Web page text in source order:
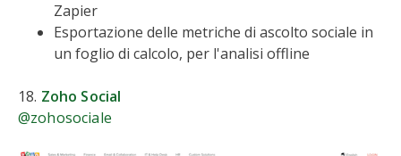
Zapier
Esportazione delle metriche di ascolto sociale in
un foglio di calcolo, per l'analisi offline
18. Zoho Social
@zohosociale